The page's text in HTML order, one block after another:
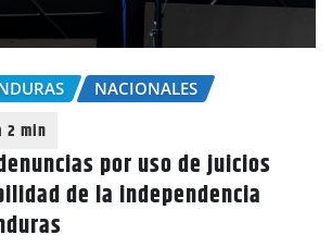
NACIONALES
por uso de juicios
de la independencia